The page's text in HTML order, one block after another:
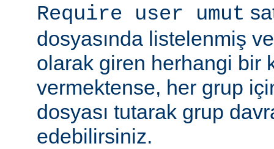
Require user umut
dosyasında listelenmiş
olarak giren herhangi bir
vermektense, her grup
dosyası tutarak grup
edebilirsiniz.